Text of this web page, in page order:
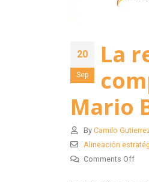
20
Sep
La
Mario
By Camilo
Alineación
Comments Offon